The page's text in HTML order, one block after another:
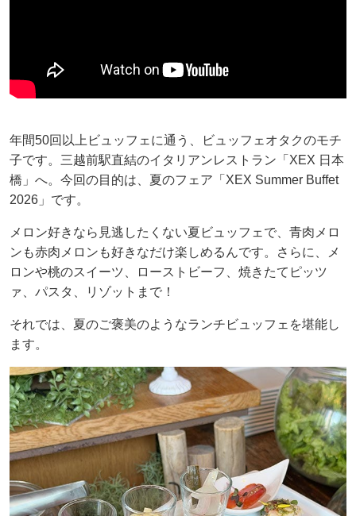
年間50回以上ビュッフェに通う、ビュッフェオタクのモチ
子です。三越前駅直結のイタリアンレストラン「XEX 日本
橋」へ。今回の目的は、夏のフェア「XEX Summer Buffet
2026」です。
メロン好きなら見逃したくない夏ビュッフェで、青肉メロ
ンも赤肉メロンも好きなだけ楽しめるんです。さらに、メ
ロンや桃のスイーツ、ローストビーフ、焼きたてピッツ
ァ、パスタ、リゾットまで！
それでは、夏のご褒美のようなランチビュッフェを堪能し
ます。